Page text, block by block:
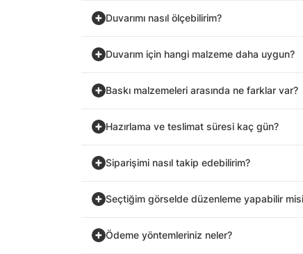
Duvarımı nasıl ölçebilirim?
Duvarım için hangi malzeme daha uygun?
Baskı malzemeleri arasında ne farklar var?
Hazırlama ve teslimat süresi kaç gün?
Siparişimi nasıl takip edebilirim?
Seçtiğim görselde düzenleme yapabilir
Ödeme yöntemleriniz neler?